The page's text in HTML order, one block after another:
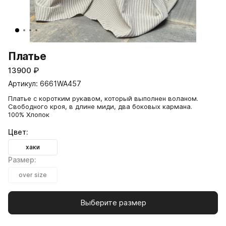
Платье
13900 ₽
Артикул: 6661WA457
Платье с коротким рукавом, который выполнен воланом.
Свободного кроя, в длине миди, два боковых кармана.
100% Хлопок
Цвет:
хаки
Размер:
over size
Выберите размер